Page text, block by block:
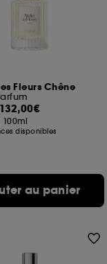
Fleurs Chêne
132,00€
100ml
disponibles
au panier